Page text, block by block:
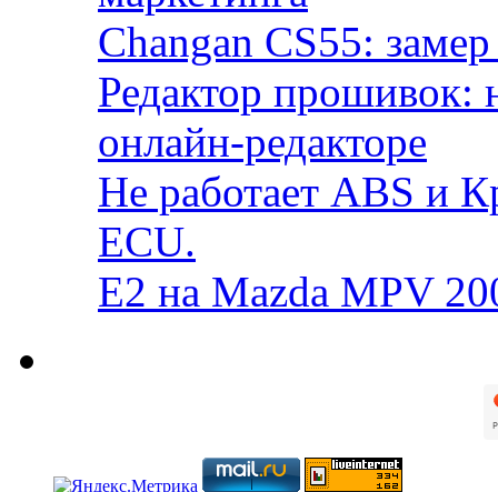
Changan CS55:
Редактор прошивок:
онлайн-редакторе
Не работает ABS и
ECU.
E2 на Mazda MPV